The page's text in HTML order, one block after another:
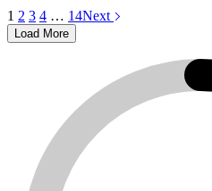
1 2 3 4 … 14Next
Load More